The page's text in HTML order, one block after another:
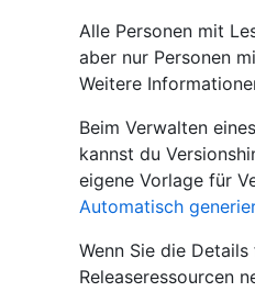
Alle Personen mit
aber nur Personen
Weitere
Beim Verwalten
kannst du
eigene Vorlage für
Automatisch
Wenn Sie die
Releaseressourcen